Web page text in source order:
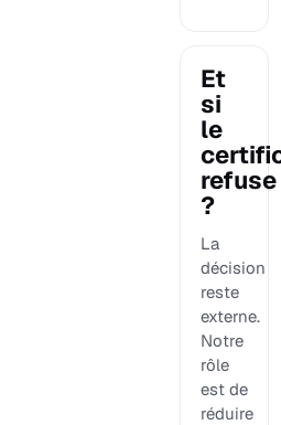
Et
si
le
refuse
?
La
décision
reste
externe.
Notre
rôle
est de
réduire